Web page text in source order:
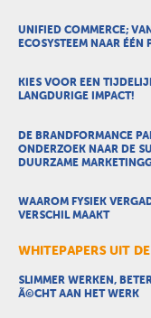
UNIFIED COMMERCE;
ECOSYSTEEM NAAR ÉÉN
KIES VOOR EEN
LANGDURIGE IMPACT!
DE BRANDFORMANCE
ONDERZOEK NAAR DE
DUURZAME
WAAROM FYSIEK
VERSCHIL MAAKT
WHITEPAPERS UIT
SLIMMER WERKEN,
Ã©CHT AAN HET WERK